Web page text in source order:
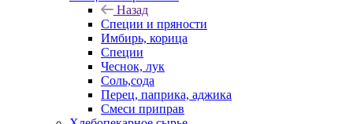
Назад
Специи и пряности
Имбирь, корица
Специи
Чеснок, лук
Соль,сода
Перец, паприка, аджика
Смеси приправ